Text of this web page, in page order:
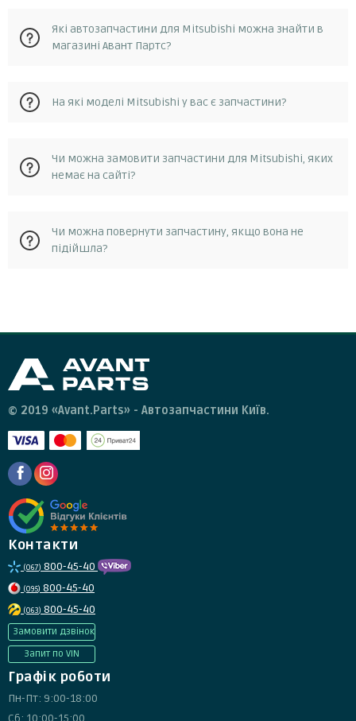
Які автозапчастини для Mitsubishi можна знайти в
магазині Авант Партс?
асортимент автозапчастин для автомобілів Mitsubishi.
На які моделі Mitsubishi у вас є запчастини?
для Mitsubishi, для таких моделей asx, carisma, colt,
eclipse, eclipse cross, endeavor, galant, grandis, l200, lancer,
marelli, bosch, febest, mann.
Чи можна замовити запчастини для Mitsubishi, яких
немає на сайті?
немає на сайті avantparts.com.ua. Для цього вам потрібно
зв'язатися з нашою службою підтримки клієнтів, і ми
Чи можна повернути запчастину, якщо вона не
підійшла?
нашою службою підтримки клієнтів протягом 14 днів з
дати отримання замовлення і отримати від нас інструкції
щодо повернення товару.
© 2019 «Avant.Parts» - Автозапчастини Київ.
Контакти
(067) 800-45-40
(095) 800-45-40
(063) 800-45-40
Замовити дзвінок
Запит по VIN
Графік роботи
Пн-Пт: 9:00-18:00
Сб: 10:00-15:00